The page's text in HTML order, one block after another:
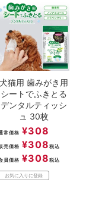
犬猫用 歯みがき用
シートでふきとる
デンタルティッシ
ュ 30枚
常価格 ¥308
売価格 ¥308 税込
員価格 ¥308 税込
お気に入りに登録